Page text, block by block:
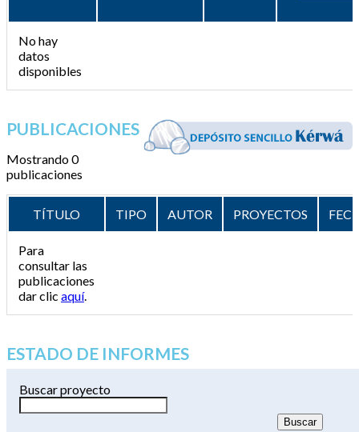
No hay
datos
disponibles
PUBLICACIONES
Mostrando 0
publicaciones
TÍTULO TIPO AUTOR PROYECTOS
Para
consultar las
publicaciones
dar clic aquí.
ESTADO DE INFORMES
Buscar proyecto